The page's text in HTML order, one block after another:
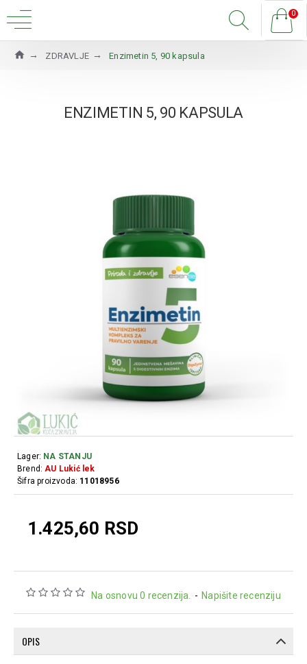
0
ZDRAVLJE Enzimetin 5, 90 kapsula
ENZIMETIN 5, 90 KAPSULA
Na osnovu 0 recenzija. - Napišite recenziju
1.425,60 RSD
Lager: NA STANJU
Brend: AU Lukić lek
Šifra proizvoda: 11018956
OPIS